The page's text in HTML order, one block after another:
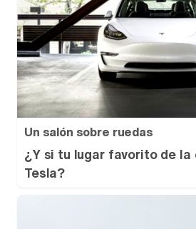
Un salón sobre ruedas
¿Y si tu lugar favorito de
Tesla?